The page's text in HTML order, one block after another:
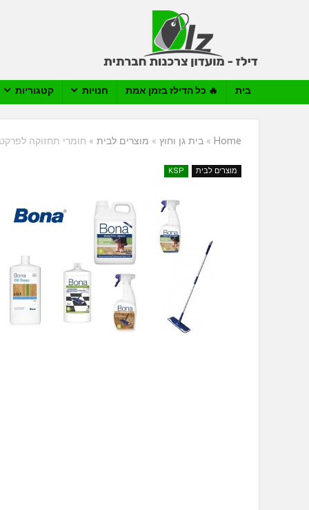
בית 🔥 כל הדילז בזמן אמת חנויות קטגוריות
Home
» בית גן וחוץ » מוצרים לבית » חומרי תחזוקה לפרקט BONA באקסטרה הנחה בלעדית
מוצרים לבית KSP